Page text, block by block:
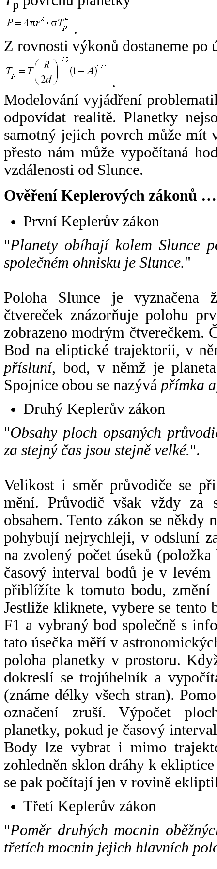
p
.
Z rovnosti výkonů dostaneme po
.
Modelování vyjádření
odpovídat realitě. Planetky
samotný jejich povrch může mít
přesto nám může vypočítaná
vzdálenosti od Slunce.
Ověření Keplerových zákonů …
První Keplerův zákon
"Planety obíhají kolem Slunce
společném ohnisku je Slunce."
Poloha Slunce je vyznačena
čtvereček znázorňuje polohu
zobrazeno modrým čtverečkem.
Bod na eliptické trajektorii, v
přísluní, bod, v němž je
Spojnice obou se nazývá přímka
Druhý Keplerův zákon
"Obsahy ploch opsaných
za stejný čas jsou stejně velké.".
Velikost i směr průvodiče se
mění. Průvodič však vždy za
obsahem. Tento zákon se někdy
pohybují nejrychleji, v odsluní
na zvolený počet úseků
časový interval bodů je v
přiblížíte k tomuto bodu,
Jestliže kliknete, vybere se tento
F1 a vybraný bod společně s
tato úsečka měří v
poloha planetky v prostoru.
dokreslí se trojúhelník a
(známe délky všech stran).
označení zruší. Výpočet
planetky, pokud je časový
Body lze vybrat i mimo
zohledněn sklon dráhy k
se pak počítají jen v rovině
Třetí Keplerův zákon
"Poměr druhých mocnin
třetích mocnin jejich hlavních